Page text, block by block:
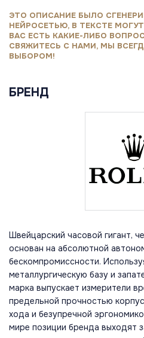
ЭТО ОПИСАНИЕ БЫЛО
НЕЙРОСЕТЬЮ, В ТЕКСТЕ
ВАС ЕСТЬ КАКИЕ-ЛИБО
СВЯЖИТЕСЬ С НАМИ, МЫ
ВЫБОРОМ!
БРЕНД
Швейцарский часовой гигант,
основан на абсолютной
бескомпромиссности.
металлургическую базу и
марка выпускает измерители
предельной прочностью
хода и безупречной
мире позиции бренда выходят